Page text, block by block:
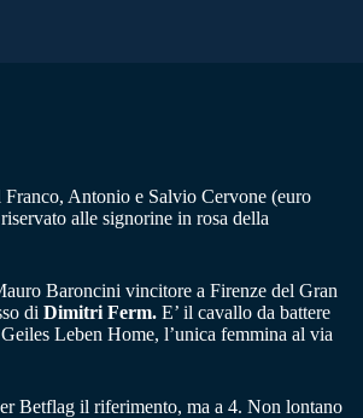
Antonio e Salvio Cervone (euro
alle signorine in rosa della
Baroncini vincitore a Firenze del Gran
di Dimitri Ferm. E’ il cavallo da battere
Leben Home, l’unica femmina al via
Betflag il riferimento, ma a 4. Non lontano